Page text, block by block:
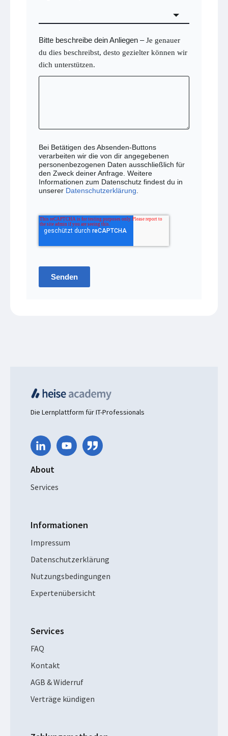
Bitte beschreibe dein Anliegen – Je genauer
du dies beschreibst, desto gezielter können wir
dich unterstützen.
Bei Betätigen des Absenden-Buttons
verarbeiten wir die von dir angegebenen
personenbezogenen Daten ausschließlich für
den Zweck deiner Anfrage. Weitere
Informationen zum Datenschutz findest du in
unserer Datenschutzerklärung
Senden
Die Lernplattform für IT-Professionals
About
Services
Informationen
Impressum
Datenschutzerklärung
Nutzungsbedingungen
Expertenübersicht
Services
FAQ
Kontakt
AGB & Widerruf
Verträge kündigen